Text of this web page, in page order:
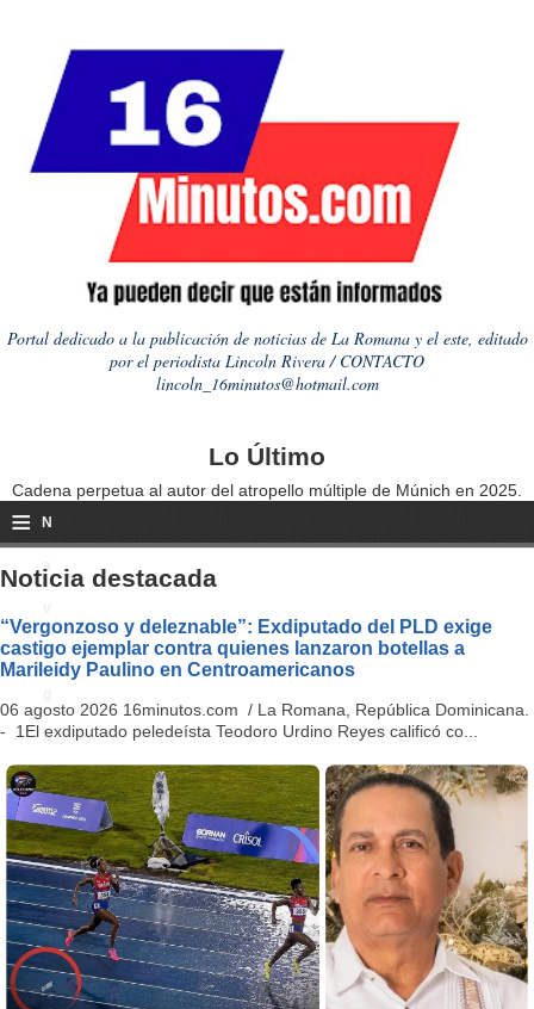
Portal dedicado a la publicación de noticias de La Romana y el este, editado
por el periodista Lincoln Rivera / CONTACTO
lincoln_16minutos@hotmail.com
Lo Último
Cadena perpetua al autor del atropello múltiple de Múnich en 2025.
≡ N
a
i
a
ti
o
n
Noticia destacada
“Vergonzoso y deleznable”: Exdiputado del PLD exige
castigo ejemplar contra quienes lanzaron botellas a
Marileidy Paulino en Centroamericanos
06 agosto 2026 16minutos.com / La Romana, República Dominicana.
- 1El exdiputado peledeísta Teodoro Urdino Reyes calificó co...